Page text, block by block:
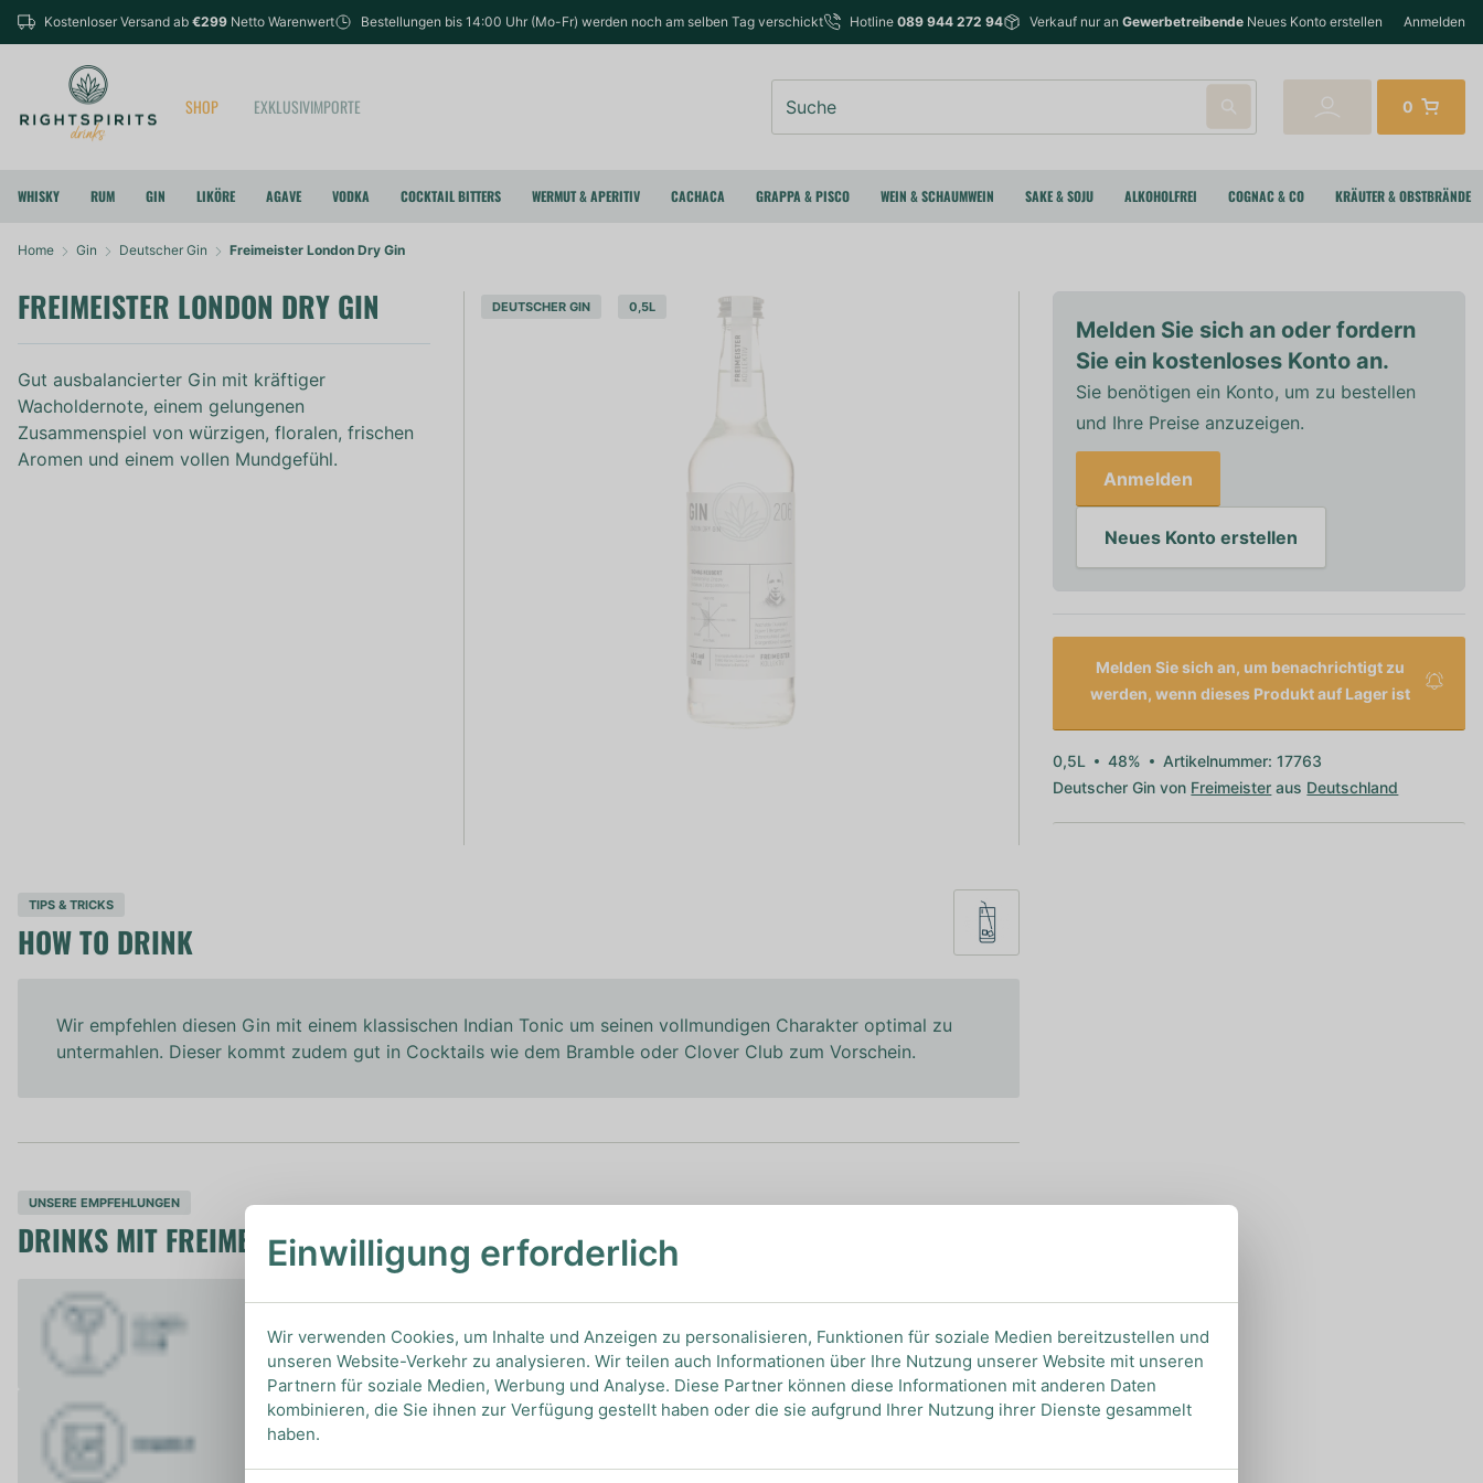
Kostenloser Versand ab €299 Netto Warenwert Bestellungen bis 14:00 Uhr (Mo-Fr) werden noch am selben Tag verschickt Hotline 089 944 272 94 Verkauf nur an Gewerbetreibende Neues Konto erstellen Anmelden
SHOP EXKLUSIVIMPORTE 0
WHISKY RUM GIN LIKÖRE AGAVE VODKA COCKTAIL BITTERS WERMUT & APERITIV CACHACA GRAPPA & PISCO WEIN & SCHAUMWEIN SAKE & SOJU ALKOHOLFREI COGNAC & CO KRÄUTER & OBSTBRÄNDE
Home Gin Deutscher Gin Freimeister London Dry Gin
FREIMEISTER LONDON DRY GIN
Gut ausbalancierter Gin mit kräftiger
Wacholdernote, einem gelungenen
Zusammenspiel von würzigen, floralen, frischen
Aromen und einem vollen Mundgefühl.
DEUTSCHER GIN 0,5L
Melden Sie sich an oder fordern
Sie ein kostenloses Konto an.
Sie benötigen ein Konto, um zu bestellen
und Ihre Preise anzuzeigen.
Anmelden
Neues Konto erstellen
Melden Sie sich an, um benachrichtigt zu
werden, wenn dieses Produkt auf Lager ist
0,5L 48%
Artikelnummer: 17763
Deutscher Gin von Freimeister aus Deutschland
TIPS & TRICKS
HOW TO DRINK
Wir empfehlen diesen Gin mit einem klassischen Indian Tonic um seinen vollmundigen Charakter optimal zu
untermahlen. Dieser kommt zudem gut in Cocktails wie dem Bramble oder Clover Club zum Vorschein.
UNSERE EMPFEHLUNGEN
DRINKS MIT FREIMEISTER? UNSERE EMPFEHLUNGEN
Ansehen
Einwilligung erforderlich
Wir verwenden Cookies, um Inhalte und Anzeigen zu personalisieren, Funktionen für soziale Medien bereitzustellen und
unseren Website-Verkehr zu analysieren. Wir teilen auch Informationen über Ihre Nutzung unserer Website mit unseren
Partnern für soziale Medien, Werbung und Analyse. Diese Partner können diese Informationen mit anderen Daten
kombinieren, die Sie ihnen zur Verfügung gestellt haben oder die sie aufgrund Ihrer Nutzung ihrer Dienste gesammelt
haben.